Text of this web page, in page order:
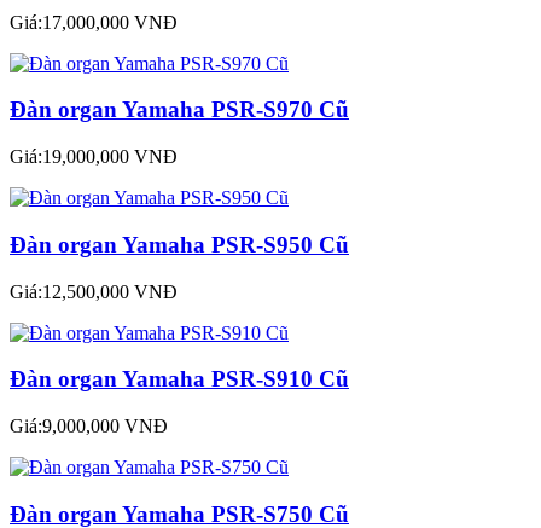
Giá:17,000,000 VNĐ
Đàn organ Yamaha PSR-S970 Cũ
Giá:19,000,000 VNĐ
Đàn organ Yamaha PSR-S950 Cũ
Giá:12,500,000 VNĐ
Đàn organ Yamaha PSR-S910 Cũ
Giá:9,000,000 VNĐ
Đàn organ Yamaha PSR-S750 Cũ